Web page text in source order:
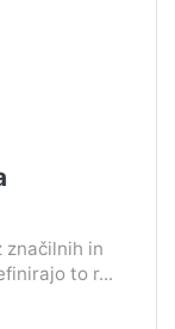
značilnih in
to r...